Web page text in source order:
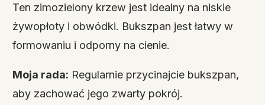
Ten zimozielony krzew jest idealny na niskie
żywopłoty i obwódki. Bukszpan jest łatwy w
formowaniu i odporny na cienie.
Moja rada: Regularnie przycinajcie bukszpan,
aby zachować jego zwarty pokrój.